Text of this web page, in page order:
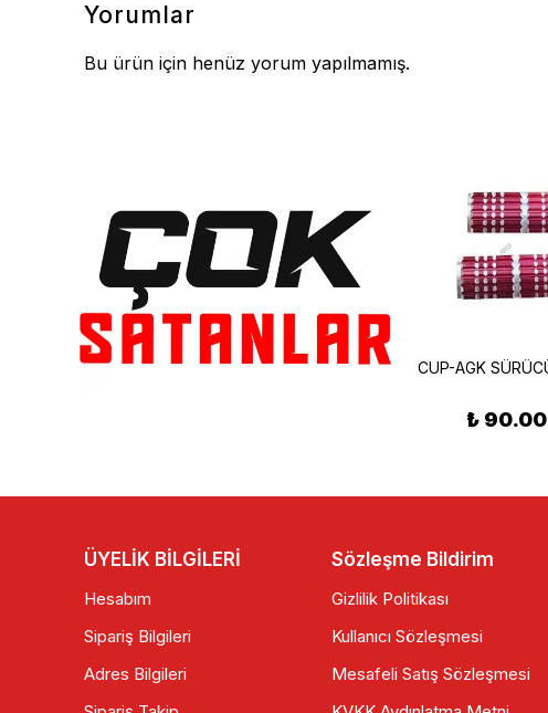
Yorumlar
Bu ürün için henüz yorum yapılmamış.
CUP YOLCU BASAMAK MONSTER Motor Ön Koruma Demiri Tampon Nikel
₺ 90.00
ÜYELİK BİLGİLERİ
Hesabım
Sipariş Bilgileri
Adres Bilgileri
Sözleşme Bildirim
Gizlilik Politikası
Kullanıcı Sözleşmesi
Mesafeli Satış Sözleşmesi